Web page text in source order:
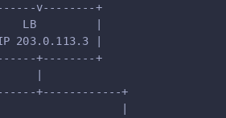
v--------+
LB         |
203.0.113.3 |
+--------+
+------------+